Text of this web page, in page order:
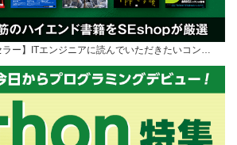
ー】ITエンジニアに読んでいただきたいコン…